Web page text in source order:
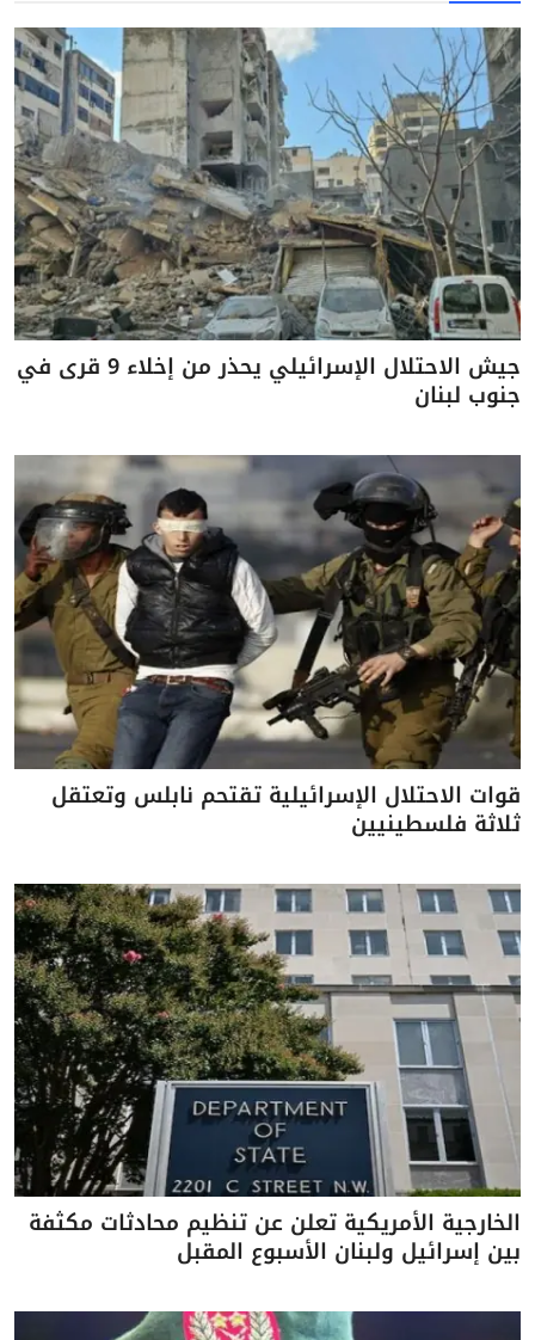
جيش الاحتلال الإسرائيلي يحذر من إخلاء 9 قرى في
جنوب لبنان
قوات الاحتلال الإسرائيلية تقتحم نابلس وتعتقل
ثلاثة فلسطينيين
الخارجية الأمريكية تعلن عن تنظيم محادثات مكثفة
بين إسرائيل ولبنان الأسبوع المقبل